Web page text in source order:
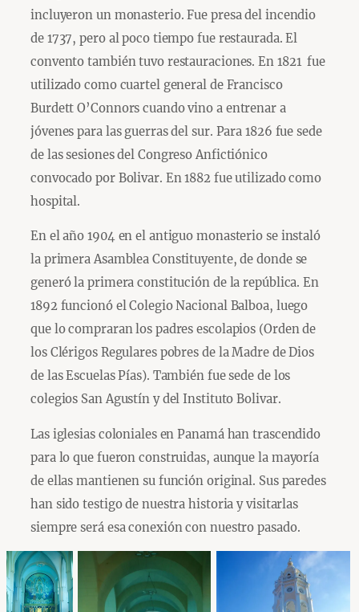
incluyeron un monasterio. Fue presa del incendio
de 1737, pero al poco tiempo fue restaurada. El
convento también tuvo restauraciones. En 1821 fue
utilizado como cuartel general de Francisco
Burdett O’Connors cuando vino a entrenar a
jóvenes para las guerras del sur. Para 1826 fue sede
de las sesiones del Congreso Anfictiónico
convocado por Bolivar. En 1882 fue utilizado como
hospital.
En el año 1904 en el antiguo monasterio se instaló
la primera Asamblea Constituyente, de donde se
generó la primera constitución de la república. En
1892 funcionó el Colegio Nacional Balboa, luego
que lo compraran los padres escolapios (Orden de
los Clérigos Regulares pobres de la Madre de Dios
de las Escuelas Pías). También fue sede de los
colegios San Agustín y del Instituto Bolivar.
Las iglesias coloniales en Panamá han trascendido
para lo que fueron construidas, aunque la mayoría
de ellas mantienen su función original. Sus paredes
han sido testigo de nuestra historia y visitarlas
siempre será esa conexión con nuestro pasado.